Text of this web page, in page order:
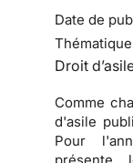
Date de
Droit
Comme
d'asile
Pour